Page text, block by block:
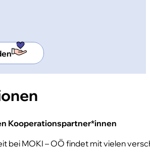
4c4aa7
Kooperationspartner*innen
bei MOKI – OÖ findet mit vielen